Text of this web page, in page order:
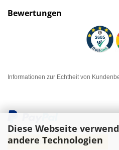
Diese Webseite
andere Technologien
Bewertungen
Informationen zur Echtheit von